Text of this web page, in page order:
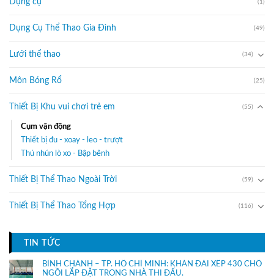
Dụng cụ (1)
Dụng Cụ Thể Thao Gia Đình (49)
Lưới thể thao (34)
Môn Bóng Rổ (25)
Thiết Bị Khu vui chơi trẻ em (55)
Cụm vận động
Thiết bị đu - xoay - leo - trượt
Thú nhún lò xo - Bập bênh
Thiết Bị Thể Thao Ngoài Trời (59)
Thiết Bị Thể Thao Tổng Hợp (116)
TIN TỨC
BÌNH CHÁNH – TP. HỒ CHÍ MINH: KHÁN ĐÀI XẾP 430 CHỔ
NGỒI LẮP ĐẶT TRONG NHÀ THI ĐẤU.